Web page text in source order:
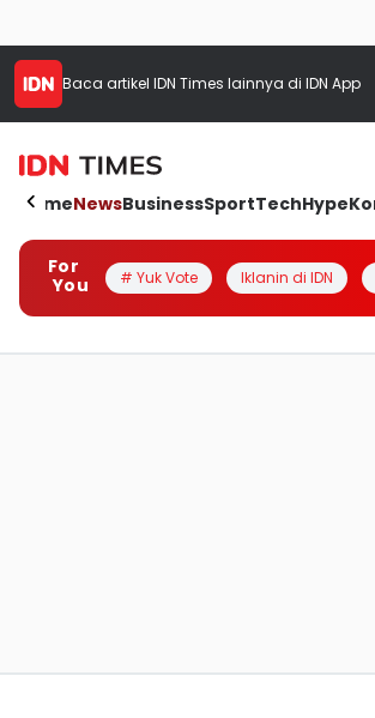
Baca artikel IDN Times lainnya di IDN App
HomeNewsBusinessSportTechHype
For
You
# Yuk Vote Iklanin di IDN